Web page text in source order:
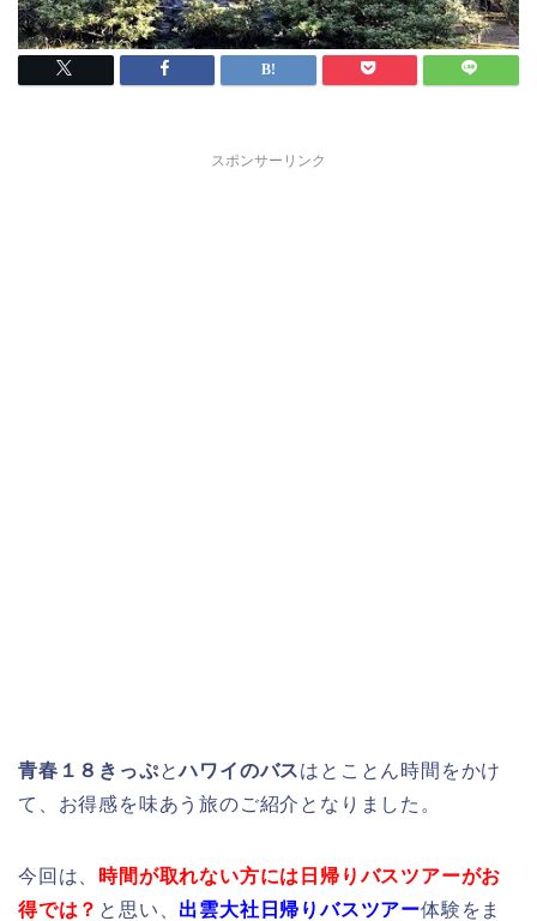
スポンサーリンク
青春１８きっぷとハワイのバスはとことん時間をかけ
て、お得感を味あう旅のご紹介となりました。
今回は、
時間が取れない方には日帰りバスツアーがお
得では？ と思い、 出雲大社日帰りバスツアー体験をま